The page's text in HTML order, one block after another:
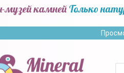
музей камней Только